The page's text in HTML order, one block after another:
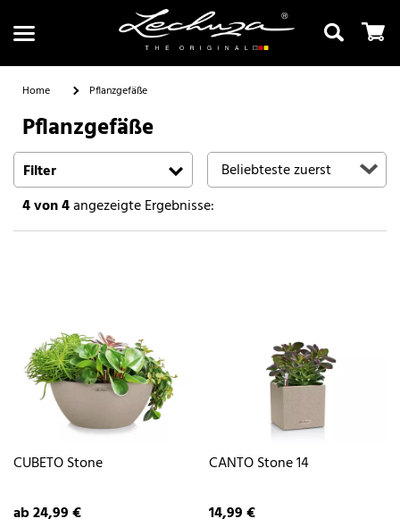
Suchen
Home Pflanzgefäße
Pflanzgefäße
Filter
4von 4angezeigte Ergebnisse:
CUBETO Stone
ab 24,99 €
CANTO Stone 14
14,99 €